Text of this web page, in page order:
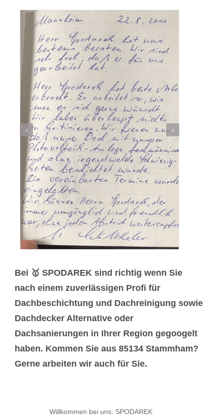
Bei 🥇 SPODAREK sind richtig wenn Sie
nach einem zuverlässigen Profi für
Dachbeschichtung und Dachreinigung sowie
Dachdecker Alternative oder
Dachsanierungen in Ihrer Region gegoogelt
haben. Kommen Sie aus 85134 Stammham?
Gerne arbeiten wir auch für Sie.
Willkommen bei uns. SPODAREK